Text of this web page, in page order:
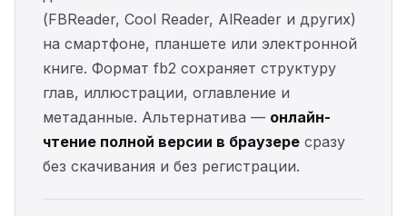
(FBReader, Cool Reader, AlReader и других)
на смартфоне, планшете или электронной
книге. Формат fb2 сохраняет структуру
глав, иллюстрации, оглавление и
метаданные. Альтернатива — онлайн-
чтение полной версии в браузере сразу
без скачивания и без регистрации.